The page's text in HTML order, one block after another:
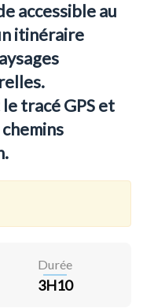
accessible au
itinéraire
tracé GPS et
Durée
3H10